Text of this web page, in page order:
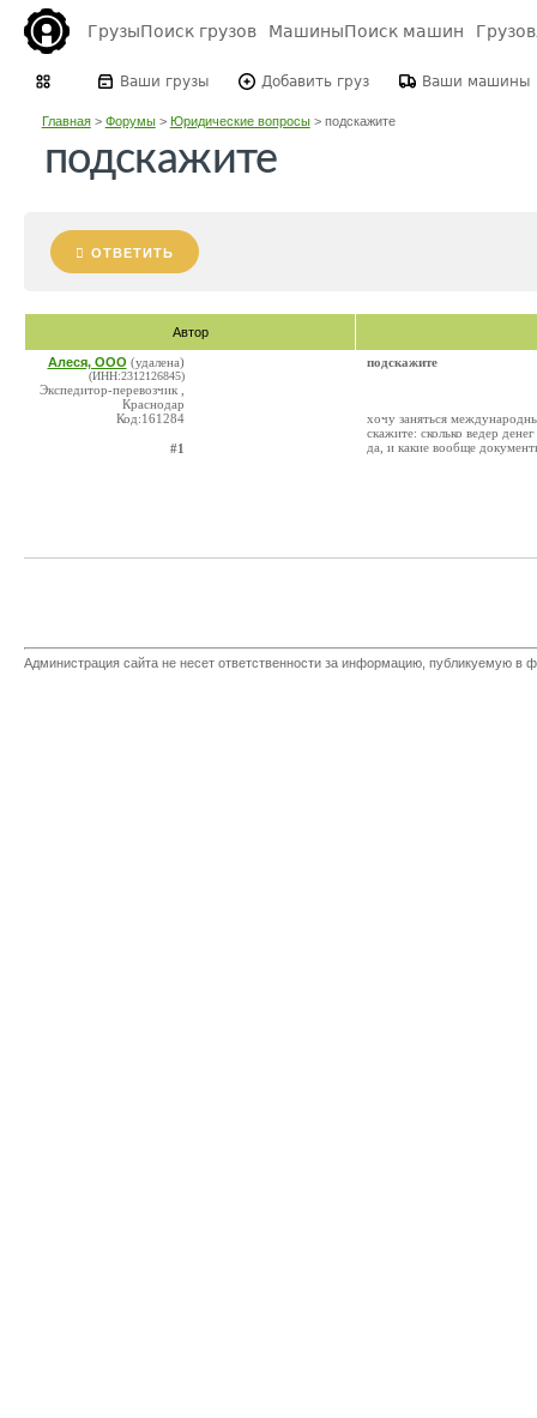
ГрузыПоиск грузов МашиныПоиск машин
Ваши грузы Добавить груз Ваши машины
Главная> Форумы> Юридические вопросы> подскажите
подскажите
ОТВЕТИТЬ
Автор
Алеся, ООО (удалена)
(ИНН:2312126845)
Экспедитор-перевозчик ,
Краснодар
Код:161284
#1
подскажите
хочу заняться
скажите: сколько ведер
да, и какие вообще
Администрация сайта не несет ответственности за информацию, публикуемую